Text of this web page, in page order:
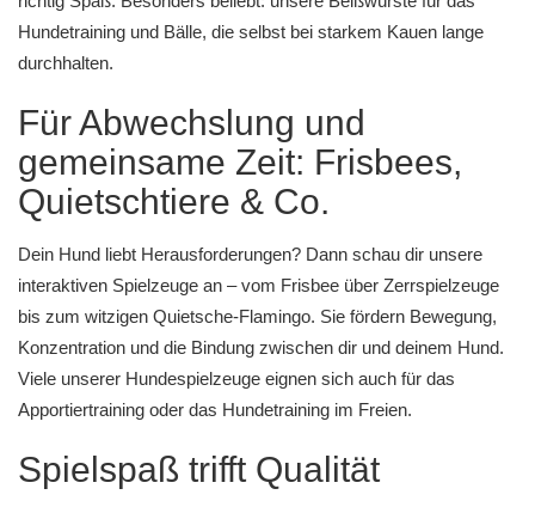
Hundetraining und Bälle, die selbst bei starkem Kauen lange
durchhalten.
Für Abwechslung und
gemeinsame Zeit: Frisbees,
Quietschtiere & Co.
Dein Hund liebt Herausforderungen? Dann schau dir unsere
interaktiven Spielzeuge an – vom Frisbee über Zerrspielzeuge
bis zum witzigen Quietsche-Flamingo. Sie fördern Bewegung,
Konzentration und die Bindung zwischen dir und deinem Hund.
Viele unserer Hundespielzeuge eignen sich auch für das
Apportiertraining oder das Hundetraining im Freien.
Spielspaß trifft Qualität